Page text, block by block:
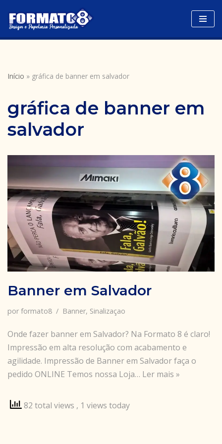
Avançar
para
Início » gráfica de banner em salvador
gráfica de banner em
salvador
Banner em Salvador
por formato8 Banner, Sinalizaçao
Onde fazer banner em Salvador? Na Formato 8 é claro!
Impressão em alta resolução com acabamento e
agilidade. Impressão de Banner em Salvador faça o
pedido ONLINE Temos nossa Loja… Ler mais »
82 total views , 1 views today